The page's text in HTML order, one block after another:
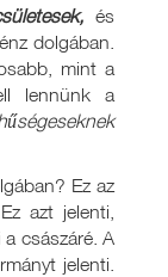
és
dolgában.
mint a
lennünk a
Ez az
azt jelenti,
császáré. A
jelenti.